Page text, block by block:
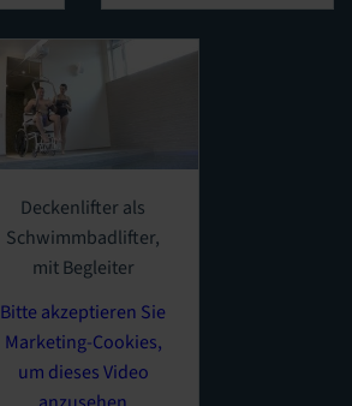
Deckenlifter als
Schwimmbadlifter,
mit Begleiter
Bitte akzeptieren Sie
Marketing-Cookies,
um dieses Video